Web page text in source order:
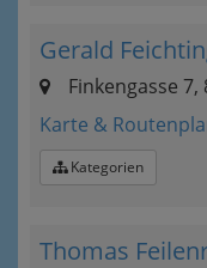
Gerald
Finkengasse 7,
Karte &
Kategorien
Thomas